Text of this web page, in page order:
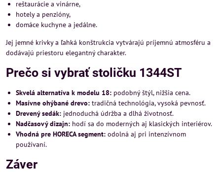
reštaurácie a vinárne,
hotely a penzióny,
domáce kuchyne a jedálne.
Jej jemné krivky a ľahká konštrukcia vytvárajú príjemnú atmosféru a
dodávajú priestoru elegantný charakter.
Prečo si vybrať stoličku 1344ST
Skvelá alternatíva k modelu 18: podobný štýl, nižšia cena.
Masívne ohýbané drevo: tradičná technológia, vysoká pevnosť.
Drevený sedák: jednoduchá údržba a dlhá životnosť.
Nadčasový dizajn: hodí sa do moderných aj klasických interiérov.
Vhodná pre HORECA segment: odolná aj pri intenzívnom
používaní.
Záver